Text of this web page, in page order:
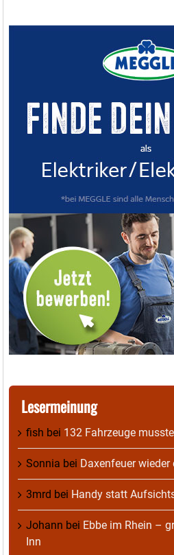
Lesermeinung
fish bei 132 Fahrzeuge
Sonnia bei Daxenfeuer wieder
3mrd bei Handy statt
Johann bei Ebbe im Rhein –
Inn